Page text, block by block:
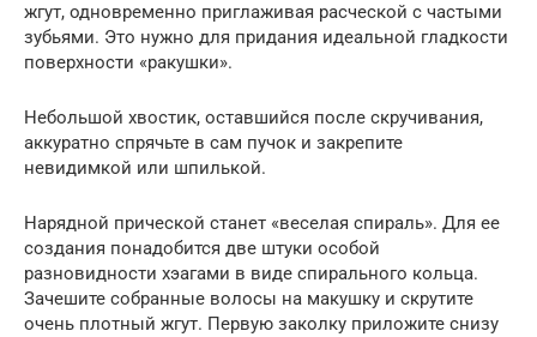
жгут, одновременно приглаживая расческой с частыми
зубьями. Это нужно для придания идеальной гладкости
поверхности «ракушки».
Небольшой хвостик, оставшийся после скручивания,
аккуратно спрячьте в сам пучок и закрепите
невидимкой или шпилькой.
Нарядной прической станет «веселая спираль». Для ее
создания понадобится две штуки особой
разновидности хэагами в виде спирального кольца.
Зачешите собранные волосы на макушку и скрутите
очень плотный жгут. Первую заколку приложите снизу